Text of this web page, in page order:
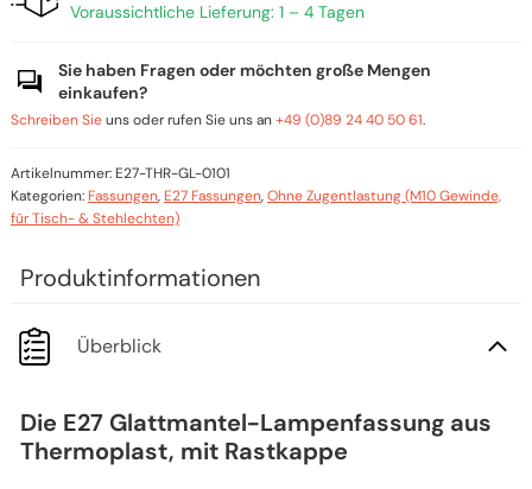
Voraussichtliche Lieferung: 1 – 4 Tagen
Sie haben Fragen oder möchten große Mengen
einkaufen?
Schreiben Sieuns oder rufen Sie uns an+49 (0)89 24 40 50 61.
Artikelnummer: E27-THR-GL-0101
Kategorien: Fassungen, E27 Fassungen,Ohne Zugentlastung (M10 Gewinde,
für Tisch- & Stehlechten)
Überblick
Die E27 Glattmantel-Lampenfassung aus
Thermoplast, mit Rastkappe